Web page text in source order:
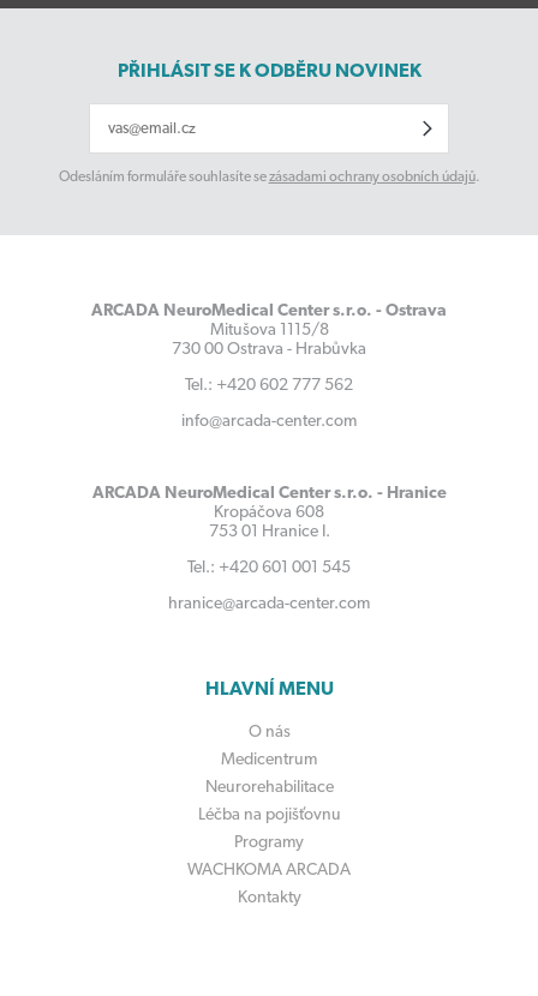
PŘIHLÁSIT SE K ODBĚRU NOVINEK
Odesláním formuláře souhlasíte sezásadami ochrany osobních údajů.
ARCADA NeuroMedical Center s.r.o. - Ostrava
Mitušova 1115/8
730 00 Ostrava - Hrabůvka
Tel.: +420 602 777 562
info@arcada-center.com
ARCADA NeuroMedical Center s.r.o. - Hranice
Kropáčova 608
753 01 Hranice I.
Tel.: +420 601 001 545
hranice@arcada-center.com
HLAVNÍ MENU
O nás
Medicentrum
Neurorehabilitace
Léčba na pojišťovnu
Programy
WACHKOMA ARCADA
Kontakty